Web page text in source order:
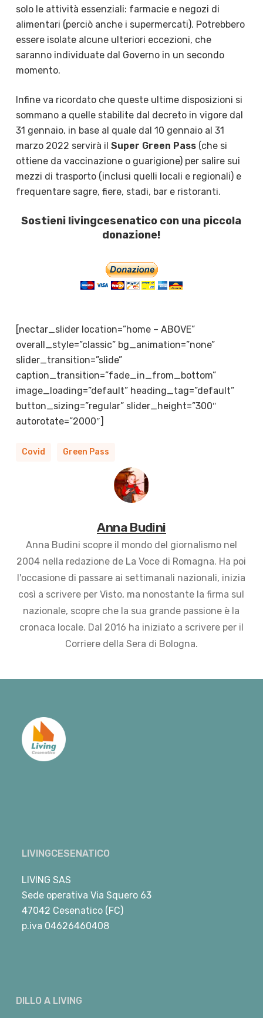
solo le attività essenziali: farmacie e negozi di
alimentari (perciò anche i supermercati). Potrebbero
essere isolate alcune ulteriori eccezioni, che
saranno individuate dal Governo in un secondo
momento.
Infine va ricordato che queste ultime disposizioni si
sommano a quelle stabilite dal decreto in vigore dal
31 gennaio, in base al quale dal 10 gennaio al 31
marzo 2022 servirà il Super Green Pass(che si
ottiene da vaccinazione o guarigione) per salire sui
mezzi di trasporto (inclusi quelli locali e regionali) e
frequentare sagre, fiere, stadi, bar e ristoranti.
Sostieni livingcesenatico con una piccola
donazione!
[nectar_slider location=”home – ABOVE”
overall_style=”classic” bg_animation=”none”
slider_transition=”slide”
caption_transition=”fade_in_from_bottom”
image_loading=”default” heading_tag=”default”
button_sizing=”regular” slider_height=”300″
autorotate=”2000″]
Covid Green Pass
Anna Budini
Anna Budini scopre il mondo del giornalismo nel
2004 nella redazione de La Voce di Romagna. Ha poi
l'occasione di passare ai settimanali nazionali, inizia
così a scrivere per Visto, ma nonostante la firma sul
nazionale, scopre che la sua grande passione è la
cronaca locale. Dal 2016 ha iniziato a scrivere per il
Corriere della Sera di Bologna.
LIVINGCESENATICO
LIVING SAS
Sede operativa Via Squero 63
47042 Cesenatico (FC)
p.iva 04626460408
DILLO A LIVING